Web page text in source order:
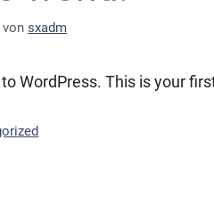
von sxadm
WordPress. This is your